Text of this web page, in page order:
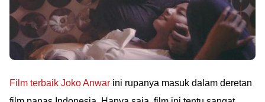
Film terbaik Joko Anwar ini rupanya masuk dalam deretan